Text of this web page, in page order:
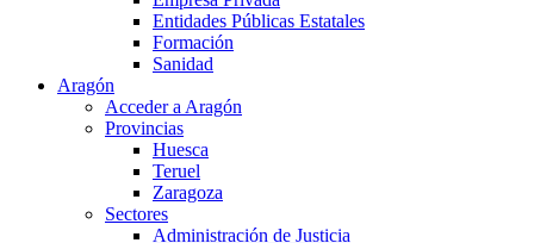
Entidades Públicas Estatales
Formación
Sanidad
Aragón
Acceder a Aragón
Provincias
Huesca
Teruel
Zaragoza
Sectores
Administración de Justicia